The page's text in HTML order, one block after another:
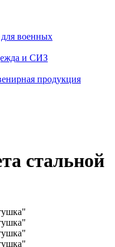
военных
и СИЗ
продукция
стальной